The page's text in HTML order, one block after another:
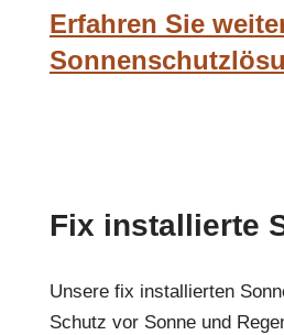
Erfahren Sie
Fix installierte
Unsere fix installierten
Schutz vor Sonne und